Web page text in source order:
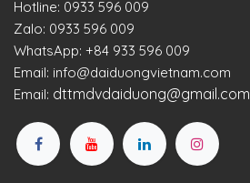
Hotline: 0933 596 009
Zalo: 0933 596 009
WhatsApp: +84 933 596 009
Email: info@daiduongvietnam.com
Email: dttmdvdaiduong@gmail.com